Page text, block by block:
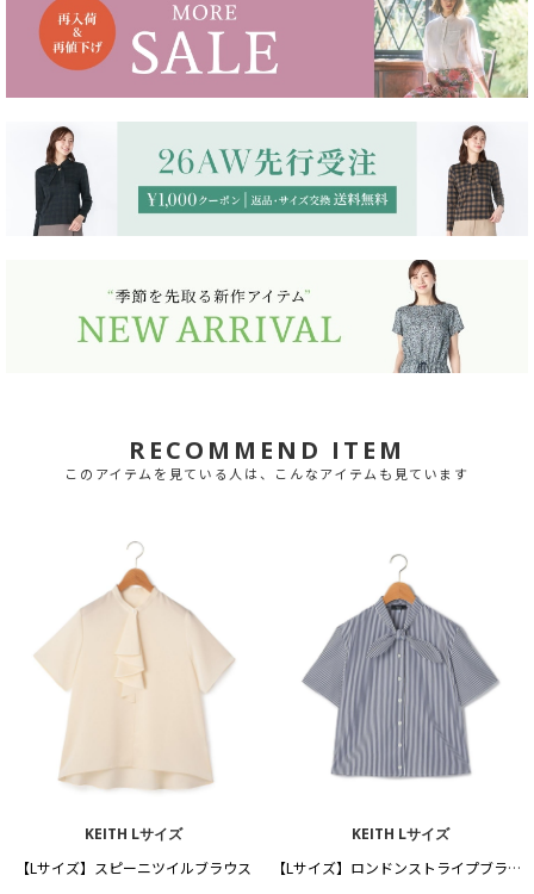
RECOMMEND ITEM
このアイテムを見ている人は、こんなアイテムも見ています
KEITH Lサイズ
【Lサイズ】スピーニツイルブラウス
KEITH Lサイズ
【Lサイズ】ロンドンストライプブラウス